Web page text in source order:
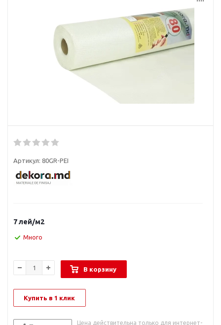
Артикул: 80GR-PEI
7лей/м2
Много
В корзину
Купить в 1 клик
Цена действительна только для интернет-